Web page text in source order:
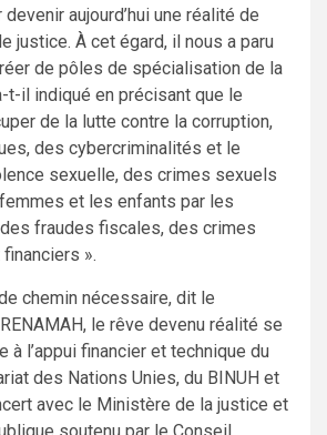
aujourd’hui une réalité de
justice. À cet égard, il nous a paru
de pôles de spécialisation de la
t-il indiqué en précisant que le
de la lutte contre la corruption,
des cybercriminalités et le
sexuelle, des crimes sexuels
et les enfants par les
fraudes fiscales, des crimes
».
chemin nécessaire, dit le
le rêve devenu réalité se
à l’appui financier et technique du
des Nations Unies, du BINUH et
avec le Ministère de la justice et